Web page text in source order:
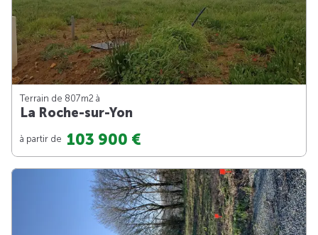
Terrain de 807m2 à
La Roche-sur-Yon
à partir de 103 900 €